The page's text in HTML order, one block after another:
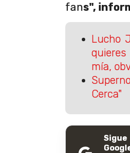
fans",
Lucho
mía,
Cerca"